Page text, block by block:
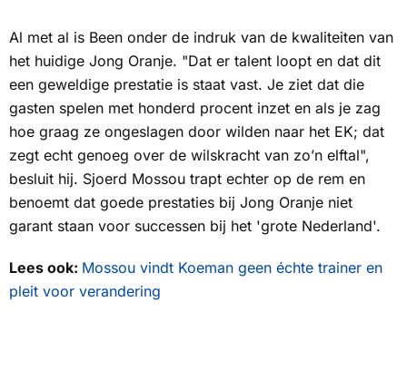
Al met al is Been onder de indruk van de kwaliteiten van
het huidige Jong Oranje. "Dat er talent loopt en dat dit
een geweldige prestatie is staat vast. Je ziet dat die
gasten spelen met honderd procent inzet en als je zag
hoe graag ze ongeslagen door wilden naar het EK; dat
zegt echt genoeg over de wilskracht van zo’n elftal",
besluit hij. Sjoerd Mossou trapt echter op de rem en
benoemt dat goede prestaties bij Jong Oranje niet
garant staan voor successen bij het 'grote Nederland'.
Lees ook: Mossou vindt Koeman geen échte trainer en
pleit voor verandering